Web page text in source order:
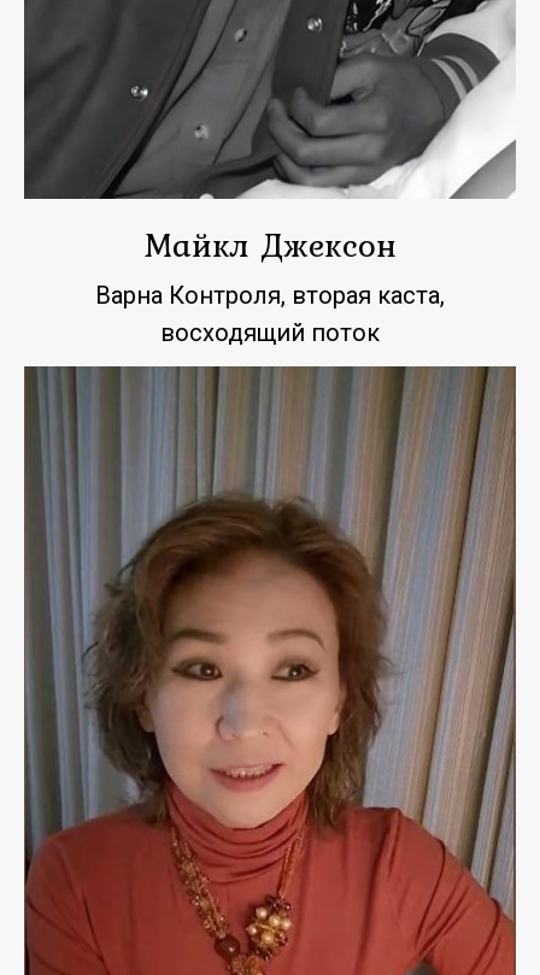
Майкл Джексон
Варна Контроля, вторая каста,
восходящий поток